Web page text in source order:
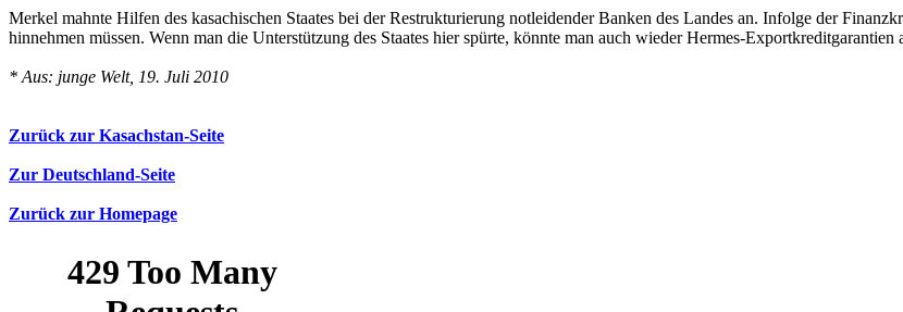
Merkel mahnte Hilfen des kasachischen Staates bei der Restrukturierung notleidender Banken des Landes an. Infolge der
hinnehmen müssen. Wenn man die Unterstützung des Staates hier spürte, könnte man auch wieder Hermes-
* Aus: junge Welt, 19. Juli 2010
Zurück zur Kasachstan-Seite
Zur Deutschland-Seite
Zurück zur Homepage